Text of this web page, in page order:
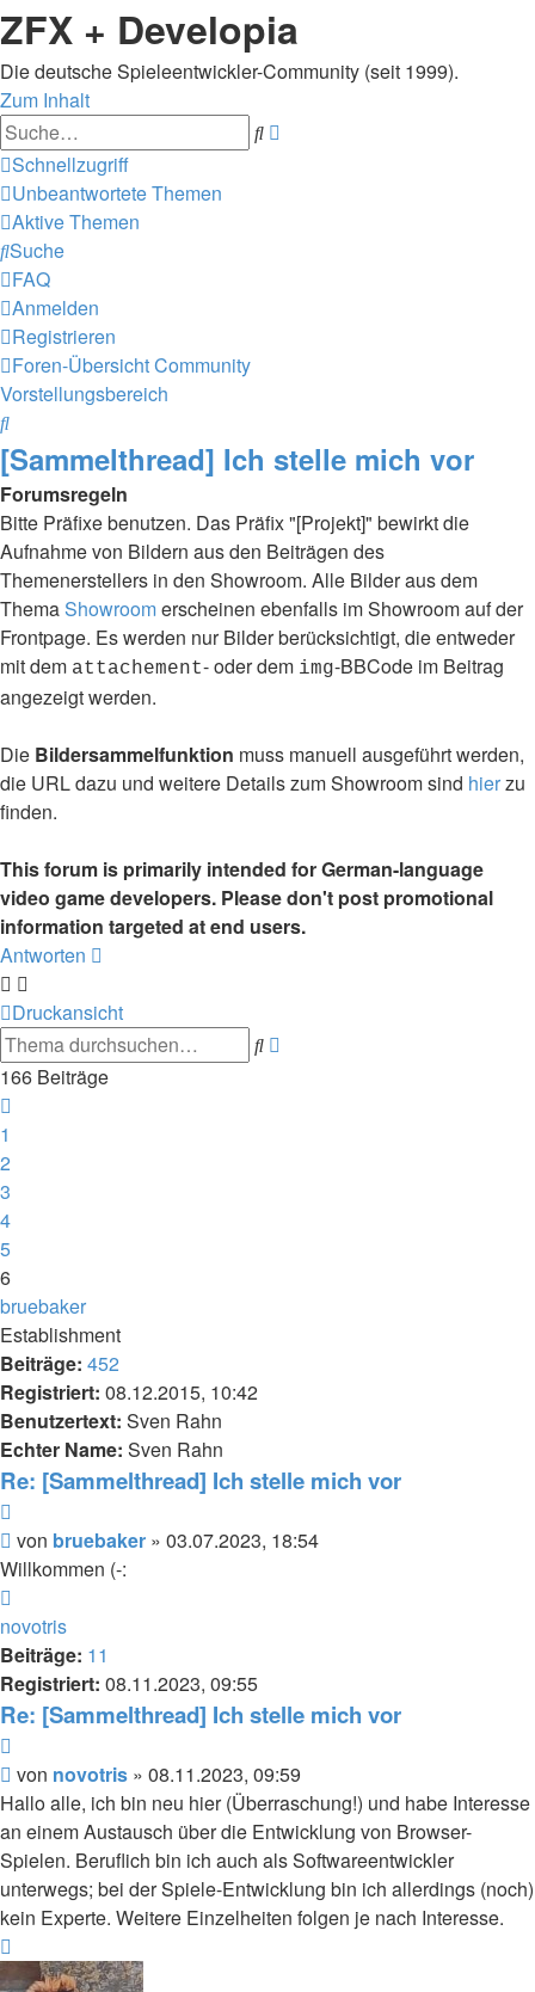
ZFX + Developia
Die deutsche Spieleentwickler-Community (seit 1999).
Zum Inhalt
Suche
Schnellzugriff
Unbeantwortete Themen
Aktive Themen
Suche
FAQ
Anmelden
Registrieren
Foren-ÜbersichtCommunity
Vorstellungsbereich
Suche
[Sammelthread] Ich stelle mich vor
Forumsregeln
Bitte Präfixe benutzen. Das Präfix "[Projekt]" bewirkt die
Aufnahme von Bildern aus den Beiträgen des
Themenerstellers in den Showroom. Alle Bilder aus dem
ThemaShowroomerscheinen ebenfalls im Showroom auf der
Frontpage. Es werden nur Bilder berücksichtigt, die entweder
mit dem attachement- oder dem img-BBCode im Beitrag
angezeigt werden.
Die Bildersammelfunktion muss manuell ausgeführt werden,
die URL dazu und weitere Details zum Showroom sind hierzu
finden.
This forum is primarily intended for German-language
video game developers. Please don't post promotional
information targeted at end users.
Antworten
Druckansicht
Suche
166 Beiträge
1
2
3
4
5
6
bruebaker
Establishment
Beiträge: 452
Registriert: 08.12.2015, 10:42
Benutzertext: Sven Rahn
Echter Name: Sven Rahn
Re: [Sammelthread] Ich stelle mich vor
Beitrag
von bruebaker » 03.07.2023, 18:54
Willkommen (-:
oben
novotris
Beiträge: 11
Registriert: 08.11.2023, 09:55
Re: [Sammelthread] Ich stelle mich vor
Beitrag
von novotris » 08.11.2023, 09:59
Hallo alle, ich bin neu hier (Überraschung!) und habe Interesse
an einem Austausch über die Entwicklung von Browser-
Spielen. Beruflich bin ich auch als Softwareentwickler
unterwegs; bei der Spiele-Entwicklung bin ich allerdings (noch)
kein Experte. Weitere Einzelheiten folgen je nach Interesse.
oben